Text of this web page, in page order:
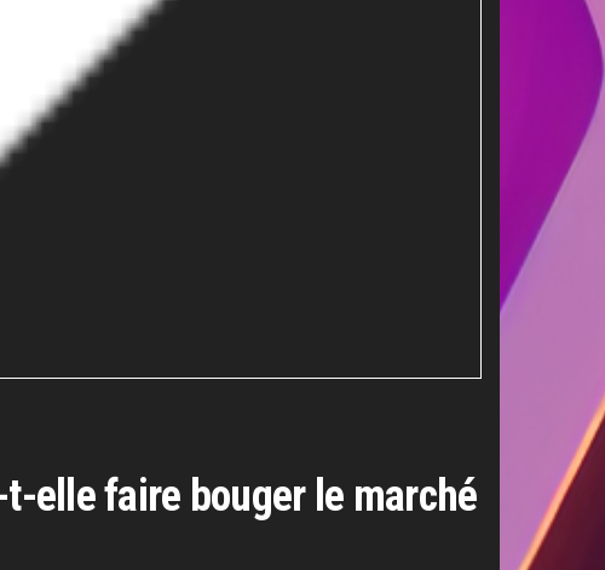
t-elle faire bouger le marché